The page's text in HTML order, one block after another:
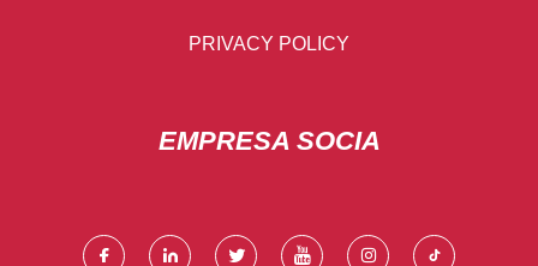
PRIVACY POLICY
EMPRESA SOCIA